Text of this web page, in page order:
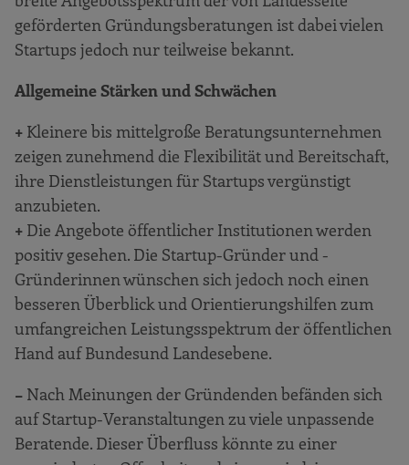
Infrastruktur und Immobilienmarkt
Talentpool: Passendes Personal für
Startups
Regionale Märkte und Marktzugang
Unterstützung & Beratung für Startups
Finanzierung
Zusammenfassung und Entwicklungschancen
des Gründerökosystems „Rhein-Main“
Anhang
geförderten Gründungsberatungen ist dabei vielen
Startups jedoch nur teilweise bekannt.
Allgemeine Stärken und Schwächen
+ Kleinere bis mittelgroße Beratungsunternehmen
zeigen zunehmend die Flexibilität und Bereitschaft,
ihre Dienstleistungen für Startups vergünstigt
anzubieten.
+ Die Angebote öffentlicher Institutionen werden
positiv gesehen. Die Startup-Gründer und -
Gründerinnen wünschen sich jedoch noch einen
besseren Überblick und Orientierungshilfen zum
umfangreichen Leistungsspektrum der öffentlichen
Hand auf Bundesund Landesebene.
− Nach Meinungen der Gründenden befänden sich
auf Startup-Veranstaltungen zu viele unpassende
Beratende. Dieser Überfluss könnte zu einer